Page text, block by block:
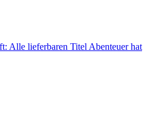
Alle lieferbaren Titel Abenteuer hat